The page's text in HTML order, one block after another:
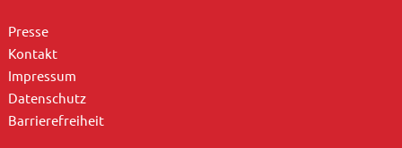
Presse
Kontakt
Impressum
Datenschutz
Barrierefreiheit